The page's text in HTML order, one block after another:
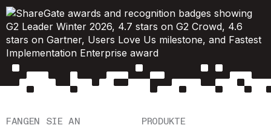
FANGEN SIE AN PRODUKTE